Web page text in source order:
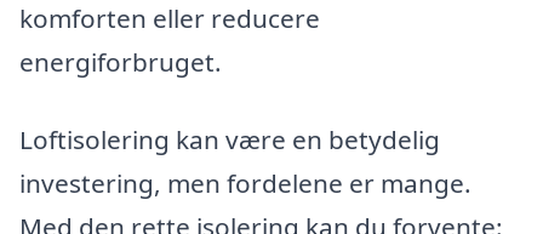
komforten eller reducere
energiforbruget.
Loftisolering kan være en betydelig
investering, men fordelene er mange.
Med den rette isolering kan du forvente: